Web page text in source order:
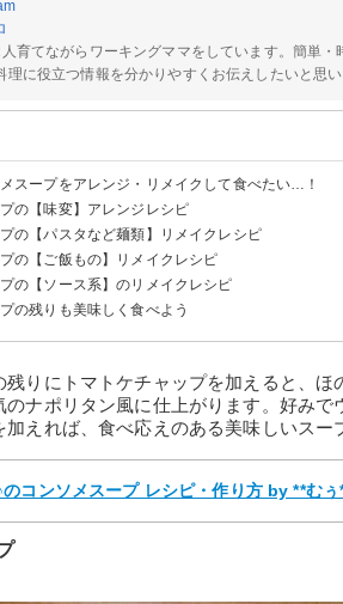
育てながらワーキングママをしています。簡単・
理に役立つ情報を分かりやすくお伝えしたいと思
スープをアレンジ・リメイクして食べたい…！
の【味変】アレンジレシピ
ーネコンソメスープ
風
プの【パスタなど麺類】リメイクレシピ
タ
ラ風
ん
どん
ンの【ご飯もの】リメイクレシピ
飯
飯の【ソース系】のリメイクレシピ
ュー
スの残りも美味しく食べよう
残りにトマトケチャップを加えると、
のナポリタン風に仕上がります。好み
えれば、食べ応えのある美味しいスー
のコンソメスープ レシピ・作り方 by **む